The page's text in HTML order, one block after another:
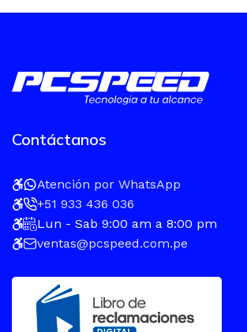
Contáctanos
Atención por WhatsApp
+51 933 436 036
Lun - Sab 9:00 am a 8:00 pm
ventas@pcspeed.com.pe